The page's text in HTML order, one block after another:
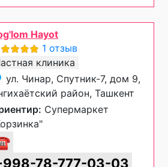
Hayot
1 отзыв
клиника
ул. Чинар, Спутник-7, дом 9,
район, Ташкент
Супермаркет
78-777-03-03